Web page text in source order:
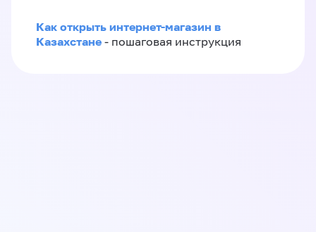
Как открыть интернет-магазин в
Казахстане - пошаговая инструкция